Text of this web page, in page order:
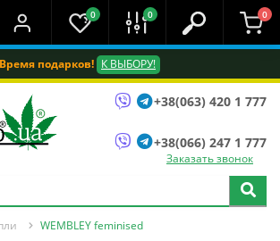
Время подарков! К ВЫБОРУ!
0 0 0
+38(063) 420 1 777
+38(066) 247 1 777
Заказать звонок
WEMBLEY feminised